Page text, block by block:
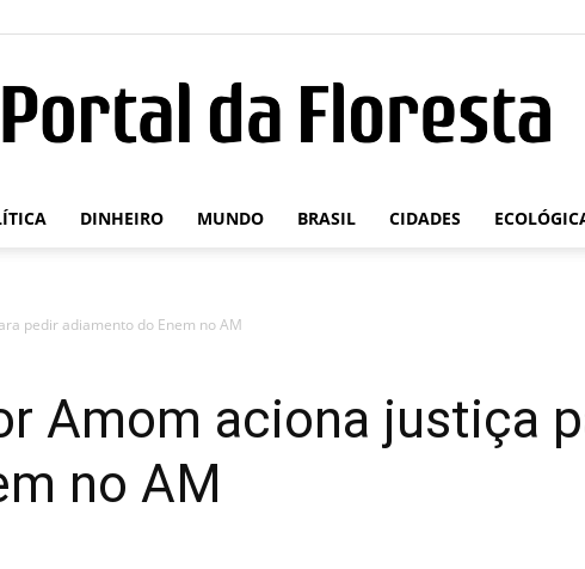
Portal
DINHEIRO MUNDO BRASIL CIDADES
pedir adiamento do Enem no AM
Amom aciona justiça
no AM